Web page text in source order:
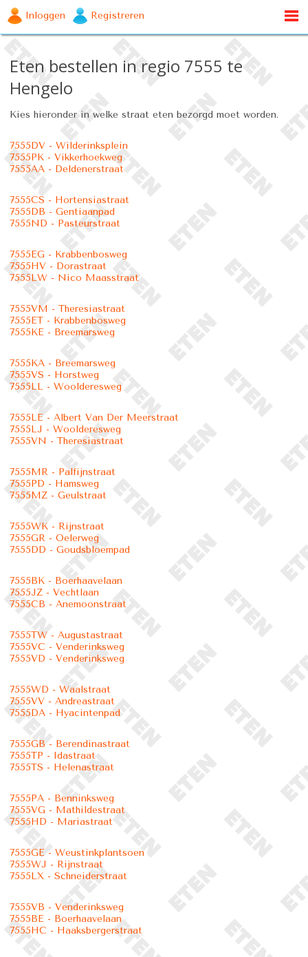
Inloggen Registreren
Eten bestellen in regio 7555 te
Hengelo
Kies hieronder in welke straat eten bezorgd moet worden.
7555DV - Wilderinksplein
7555PK - Vikkerhoekweg
7555AA - Deldenerstraat
7555CS - Hortensiastraat
7555DB - Gentiaanpad
7555ND - Pasteurstraat
7555EG - Krabbenbosweg
7555HV - Dorastraat
7555LW - Nico Maasstraat
7555VM - Theresiastraat
7555ET - Krabbenbosweg
7555KE - Breemarsweg
7555KA - Breemarsweg
7555VS - Horstweg
7555LL - Woolderesweg
7555LE - Albert Van Der Meerstraat
7555LJ - Woolderesweg
7555VN - Theresiastraat
7555MR - Palfijnstraat
7555PD - Hamsweg
7555MZ - Geulstraat
7555WK - Rijnstraat
7555GR - Oelerweg
7555DD - Goudsbloempad
7555BK - Boerhaavelaan
7555JZ - Vechtlaan
7555CB - Anemoonstraat
7555TW - Augustastraat
7555VC - Venderinksweg
7555VD - Venderinksweg
7555WD - Waalstraat
7555VV - Andreastraat
7555DA - Hyacintenpad
7555GB - Berendinastraat
7555TP - Idastraat
7555TS - Helenastraat
7555PA - Benninksweg
7555VG - Mathildestraat
7555HD - Mariastraat
7555GE - Weustinkplantsoen
7555WJ - Rijnstraat
7555LX - Schneiderstraat
7555VB - Venderinksweg
7555BE - Boerhaavelaan
7555HC - Haaksbergerstraat